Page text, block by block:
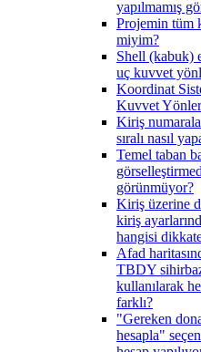
yapılmamış
Projemin tüm
miyim?
Shell (kabuk)
uç kuvvet
Koordinat
Kuvvet
Kiriş
sıralı nasıl
Temel taban
görünmüyor?
Kiriş üzerine
kiriş
hangisi dikkate
Afad
TBDY
kullanılarak
farklı?
"Gereken
hesapla"